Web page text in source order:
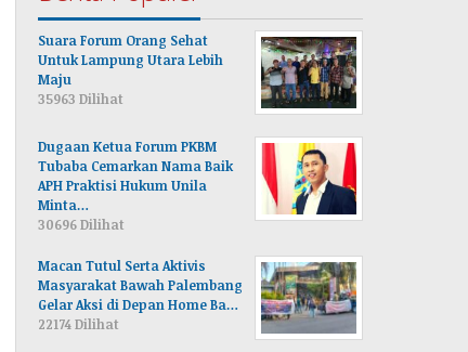
Suara Forum Orang Sehat
Untuk Lampung Utara Lebih
Maju
35963 Dilihat
Dugaan Ketua Forum PKBM
Tubaba Cemarkan Nama Baik
APH Praktisi Hukum Unila
Minta…
30696 Dilihat
Macan Tutul Serta Aktivis
Masyarakat Bawah Palembang
Gelar Aksi di Depan Home Ba…
22174 Dilihat